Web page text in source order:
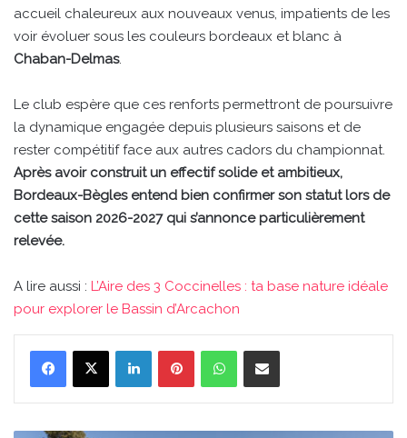
accueil chaleureux aux nouveaux venus, impatients de les
voir évoluer sous les couleurs bordeaux et blanc à
Chaban-Delmas.
Le club espère que ces renforts permettront de poursuivre
la dynamique engagée depuis plusieurs saisons et de
rester compétitif face aux autres cadors du championnat.
Après avoir construit un effectif solide et ambitieux,
Bordeaux-Bègles entend bien confirmer son statut lors de
cette saison 2026-2027 qui s’annonce particulièrement
relevée.
A lire aussi : L’Aire des 3 Coccinelles : ta base nature idéale
pour explorer le Bassin d’Arcachon
LinkedinPinterestWhatsAppPartager par email